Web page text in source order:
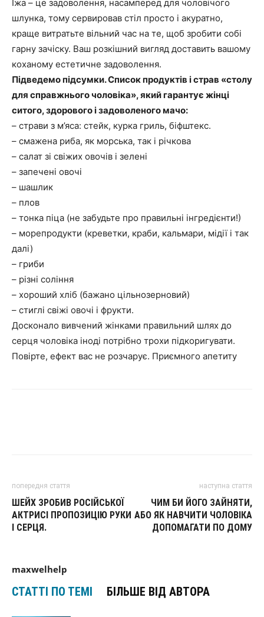
Їжа – це задоволення, насамперед для чоловічого
шлунка, тому сервировав стіл просто і акуратно,
краще витратьте вільний час на те, щоб зробити собі
гарну зачіску. Ваш розкішний вигляд доставить вашому
коханому естетичне задоволення.
Підведемо підсумки. Список продуктів і страв «столу
для справжнього чоловіка», який гарантує жінці
ситого, здорового і задоволеного мачо:
– страви з м’яса: стейк, курка гриль, біфштекс.
– смажена риба, як морська, так і річкова
– салат зі свіжих овочів і зелені
– запечені овочі
– шашлик
– плов
– тонка піца (не забудьте про правильні інгредієнти!)
– морепродукти (креветки, краби, кальмари, мідії і так
далі)
– гриби
– різні соління
– хороший хліб (бажано цільнозерновий)
– стиглі свіжі овочі і фрукти.
Досконало вивчений жінками правильний шлях до
серця чоловіка іноді потрібно трохи підкоригувати.
Повірте, ефект вас не розчарує. Приємного апетиту
попередня стаття
ШЕЙХ ЗРОБИВ РОСІЙСЬКОЇ
АКТРИСІ ПРОПОЗИЦІЮ РУКИ
І СЕРЦЯ.
наступна стаття
ЧИМ БИ ЙОГО ЗАЙНЯТИ,
АБО ЯК НАВЧИТИ ЧОЛОВІКА
ДОПОМАГАТИ ПО ДОМУ
maxwelhelp
СТАТТІ ПО ТЕМІ БІЛЬШЕ ВІД АВТОРА